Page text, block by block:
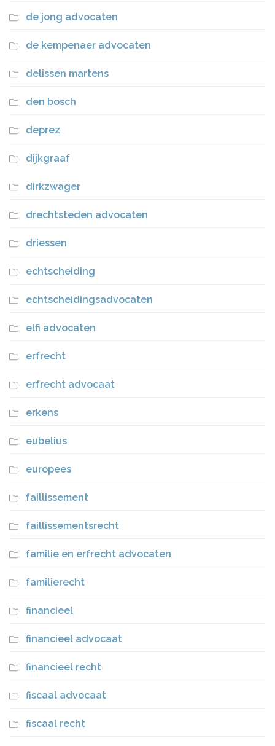
de jong advocaten
de kempenaer advocaten
delissen martens
den bosch
deprez
dijkgraaf
dirkzwager
drechtsteden advocaten
driessen
echtscheiding
echtscheidingsadvocaten
elfi advocaten
erfrecht
erfrecht advocaat
erkens
eubelius
europees
faillissement
faillissementsrecht
familie en erfrecht advocaten
familierecht
financieel
financieel advocaat
financieel recht
fiscaal advocaat
fiscaal recht